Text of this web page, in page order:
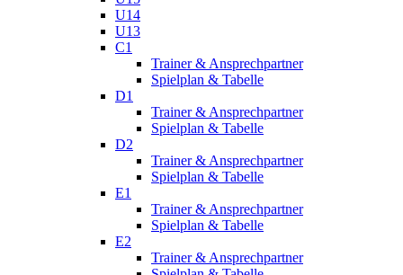
U14
U13
C1
Trainer & Ansprechpartner
Spielplan & Tabelle
D1
Trainer & Ansprechpartner
Spielplan & Tabelle
D2
Trainer & Ansprechpartner
Spielplan & Tabelle
E1
Trainer & Ansprechpartner
Spielplan & Tabelle
E2
Trainer & Ansprechpartner